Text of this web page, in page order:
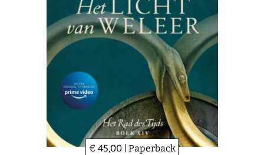
€ 45,00 | Paperback